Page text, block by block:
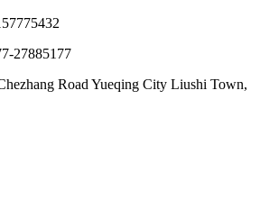
27885177
Road Yueqing City Liushi Town,